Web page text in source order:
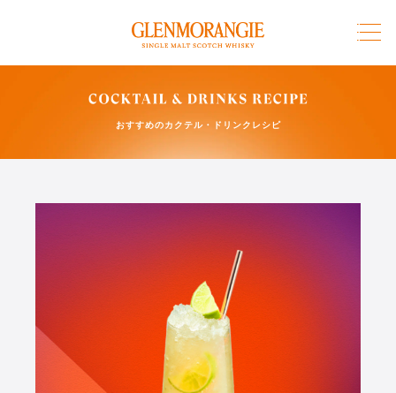
ン
おすすめのカクテル・ドリンクレシピ